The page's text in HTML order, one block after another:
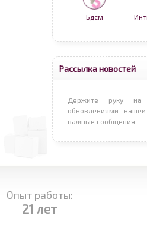
Бдсм
Рассылка новостей
Держите руку на
обновлениями
важные сообщения.
Опыт работы:
21 лет